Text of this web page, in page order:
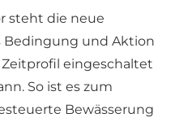
steht die neue
Bedingung und Aktion
eingeschaltet
So ist es zum
Bewässerung